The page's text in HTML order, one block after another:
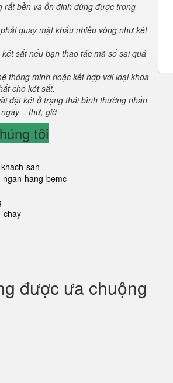
bền và ổn định dùng được trong
quay mật khẩu nhiều vòng như két
sắt nếu bạn thao tác mã số sai quá
thông minh hoặc kết hợp với loại khóa
cho két sắt.
đặt két ở trạng thái bình thường nhấn
ngày , thứ, giờ
tôi
san
ngan-hang-bemc
chay
được ưa chuộng